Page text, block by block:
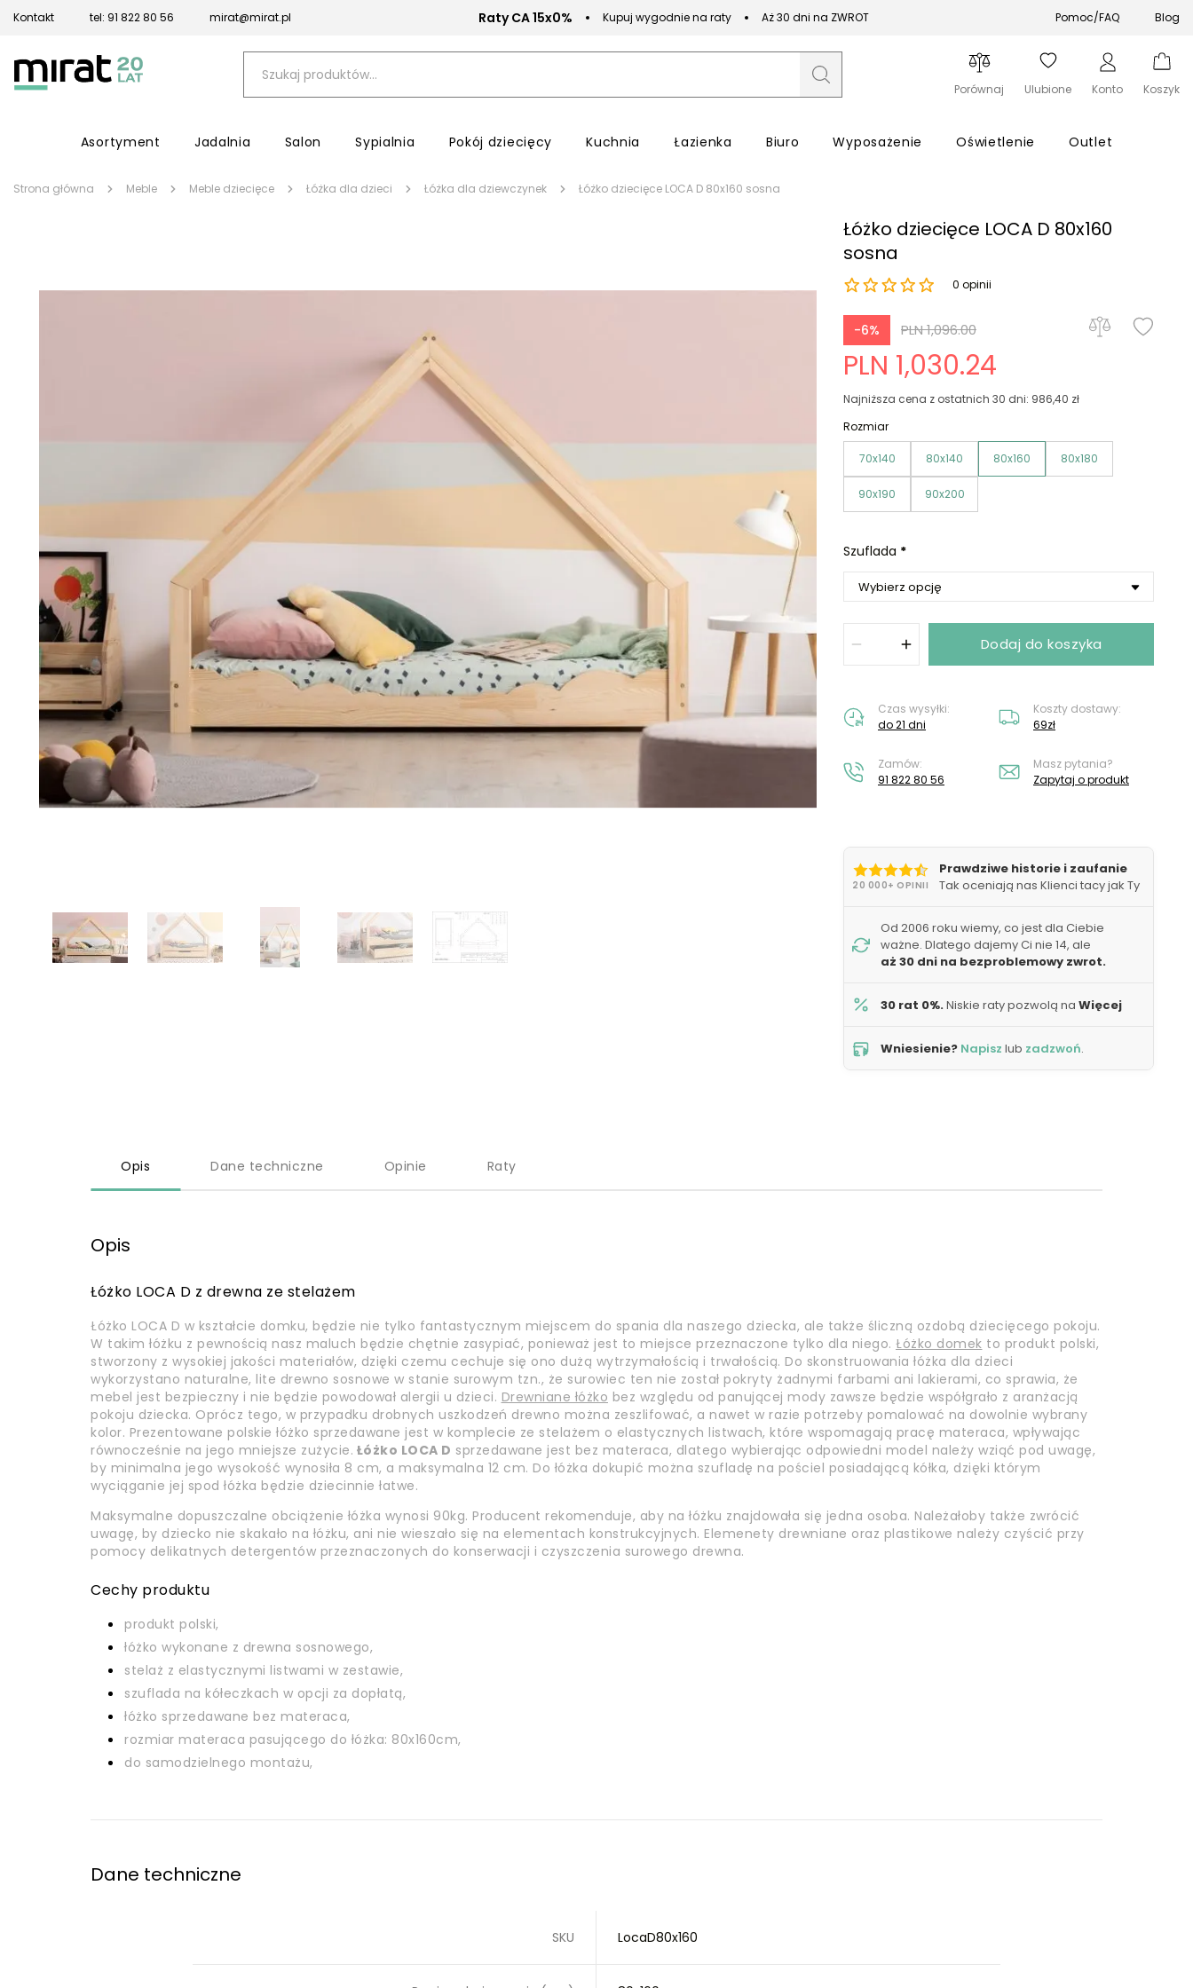
Kontakt tel: 91 822 80 56 mirat@mirat.pl Raty CA 15x0% Kupuj wygodnie na raty Aż 30 dni na ZWROT Pomoc/FAQ Blog
Porównaj Ulubione Konto
Zapomniałeś hasła?
Nie masz konta? Załóż konto
Koszyk
Asortyment Jadalnia Salon Sypialnia Pokój dziecięcy Kuchnia Łazienka Biuro Wyposażenie Oświetlenie Outlet
Strona główna Meble Meble dziecięce Łóżka dla dzieci Łóżka dla dziewczynek Łóżko dziecięce LOCA D 80x160 sosna
Łóżko dziecięce LOCA D 80x160
sosna
0 opinii
-6% PLN 1,096.00
PLN 1,030.24
Najniższa cena z ostatnich 30 dni: 986,40 zł
Rozmiar
70x140 80x140 80x160 80x180
90x190 90x200
Szuflada *
Dodaj do koszyka
Czas wysyłki:
do 21 dni
Koszty dostawy:
69zł
Zamów:
91 822 80 56
Masz pytania?
Zapytaj o produkt
20 000+ OPINII
Prawdziwe historie i zaufanie
Tak oceniają nas Klienci tacy jak Ty
Od 2006 roku wiemy, co jest dla Ciebie
ważne. Dlatego dajemy Ci nie 14, ale
aż 30 dni na bezproblemowy zwrot.
30 rat 0%.Niskie raty pozwolą na Więcej
Wniesienie? Napisz lub zadzwoń.
Opis Dane techniczne Opinie Raty
Opis
Łóżko LOCA D z drewna ze stelażem
Łóżko LOCA D w kształcie domku, będzie nie tylko fantastycznym miejscem do spania dla naszego dziecka, ale także śliczną ozdobą dziecięcego pokoju.
W takim łóżku z pewnością nasz maluch będzie chętnie zasypiać, ponieważ jest to miejsce przeznaczone tylko dla niego. Łóżko domek to produkt polski,
stworzony z wysokiej jakości materiałów, dzięki czemu cechuje się ono dużą wytrzymałością i trwałością. Do skonstruowania łóżka dla dzieci
wykorzystano naturalne, lite drewno sosnowe w stanie surowym tzn., że surowiec ten nie został pokryty żadnymi farbami ani lakierami, co sprawia, że
mebel jest bezpieczny i nie będzie powodował alergii u dzieci. Drewniane łóżko bez względu od panującej mody zawsze będzie współgrało z aranżacją
pokoju dziecka. Oprócz tego, w przypadku drobnych uszkodzeń drewno można zeszlifować, a nawet w razie potrzeby pomalować na dowolnie wybrany
kolor. Prezentowane polskie łóżko sprzedawane jest w komplecie ze stelażem o elastycznych listwach, które wspomagają pracę materaca, wpływając
równocześnie na jego mniejsze zużycie. Łóżko LOCA D sprzedawane jest bez materaca, dlatego wybierając odpowiedni model należy wziąć pod uwagę,
by minimalna jego wysokość wynosiła 8 cm, a maksymalna 12 cm. Do łóżka dokupić można szufladę na pościel posiadającą kółka, dzięki którym
wyciąganie jej spod łóżka będzie dziecinnie łatwe.
Maksymalne dopuszczalne obciążenie łóżka wynosi 90kg. Producent rekomenduje, aby na łóżku znajdowała się jedna osoba. Należałoby także zwrócić
uwagę, by dziecko nie skakało na łóżku, ani nie wieszało się na elementach konstrukcyjnych. Elemenety drewniane oraz plastikowe należy czyścić przy
pomocy delikatnych detergentów przeznaczonych do konserwacji i czyszczenia surowego drewna.
Cechy produktu
produkt polski,
łóżko wykonane z drewna sosnowego,
stelaż z elastycznymi listwami w zestawie,
szuflada na kółeczkach w opcji za dopłatą,
łóżko sprzedawane bez materaca,
rozmiar materaca pasującego do łóżka: 80x160cm,
do samodzielnego montażu,
Dane techniczne
SKU LocaD80x160